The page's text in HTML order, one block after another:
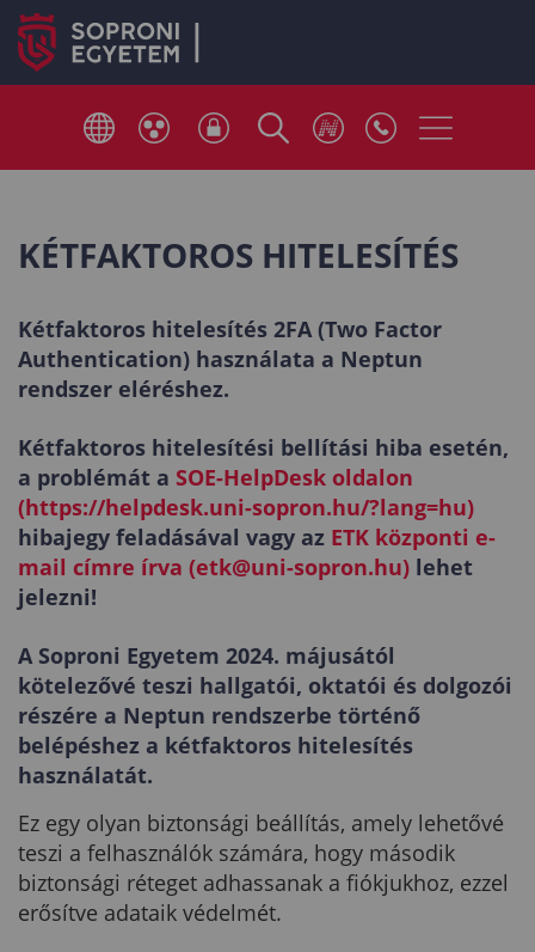
KÉTFAKTOROS HITELESÍTÉS
Kétfaktoros hitelesítés 2FA (Two Factor
Authentication) használata a Neptun
rendszer eléréshez.
Kétfaktoros hitelesítési bellítási hiba esetén,
a problémát a SOE-HelpDesk oldalon
(https://helpdesk.uni-sopron.hu/?lang=hu)
hibajegy feladásával vagy az ETK központi e-
mail címre írva (etk@uni-sopron.hu) lehet
jelezni!
A Soproni Egyetem 2024. májusától
kötelezővé teszi hallgatói, oktatói és dolgozói
részére a Neptun rendszerbe történő
belépéshez a kétfaktoros hitelesítés
használatát.
Ez egy olyan biztonsági beállítás, amely lehetővé
teszi a felhasználók számára, hogy második
biztonsági réteget adhassanak a fiókjukhoz, ezzel
erősítve adataik védelmét.